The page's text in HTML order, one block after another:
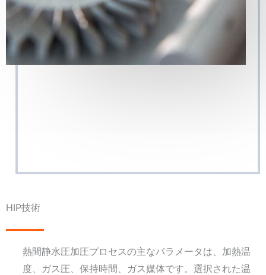
HIP技術
熱間静水圧加圧プロセスの主なパラメータは、加熱温
度、ガス圧、保持時間、ガス媒体です。選択された温